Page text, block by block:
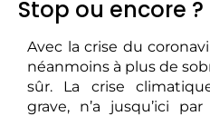
Stop ou encore ?
Avec la crise du
néanmoins à plus de
sûr. La crise
grave, n’a jusqu’ici